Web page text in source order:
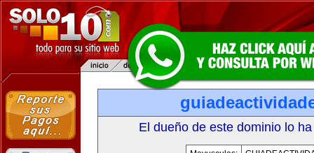
El dueño de este dominio lo